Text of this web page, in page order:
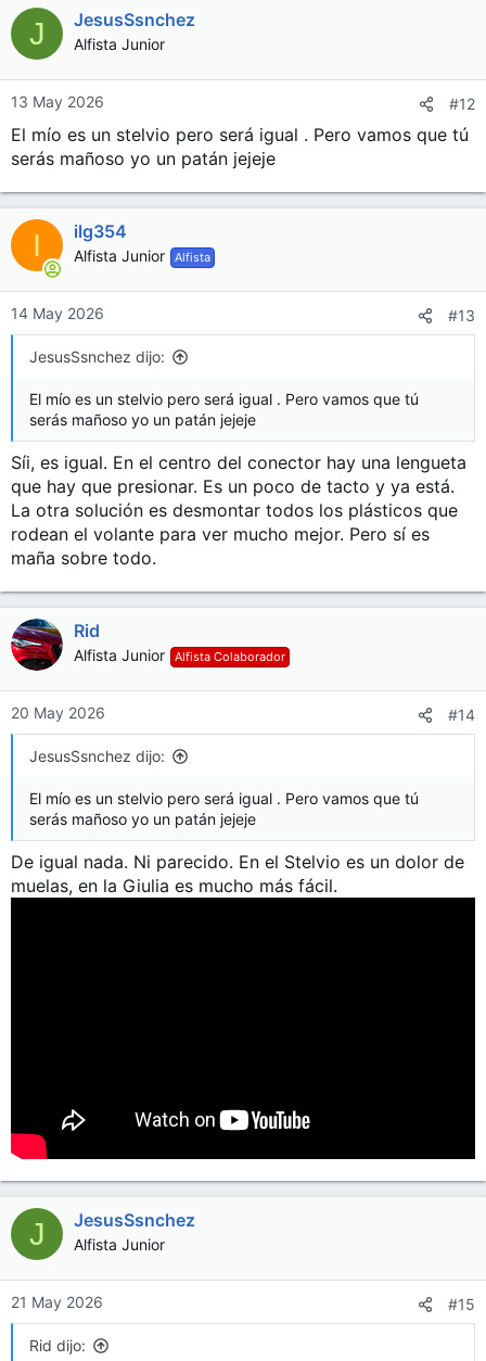
J JesusSsnchez
Alfista Junior
13 May 2026 #12
El mío es un stelvio pero será igual . Pero vamos que tú
serás mañoso yo un patán jejeje
I ilg354
Alfista Junior Alfista
14 May 2026 #13
JesusSsnchez dijo:
El mío es un stelvio pero será igual . Pero vamos que tú
serás mañoso yo un patán jejeje
Síi, es igual. En el centro del conector hay una lengueta
que hay que presionar. Es un poco de tacto y ya está.
La otra solución es desmontar todos los plásticos que
rodean el volante para ver mucho mejor. Pero sí es
maña sobre todo.
Rid
Alfista Junior Alfista Colaborador
20 May 2026 #14
JesusSsnchez dijo:
El mío es un stelvio pero será igual . Pero vamos que tú
serás mañoso yo un patán jejeje
De igual nada. Ni parecido. En el Stelvio es un dolor de
muelas, en la Giulia es mucho más fácil.
J JesusSsnchez
Alfista Junior
21 May 2026 #15
Rid dijo: